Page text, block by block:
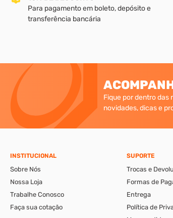
Para pagamento em boleto, depósito e
transferência bancária
Fique por dentro das
novidades, dicas e
INSTITUCIONAL
Sobre Nós
Nossa Loja
Trabalhe Conosco
Faça sua cotação
SUPORTE
Trocas e
Formas de
Entrega
Política de